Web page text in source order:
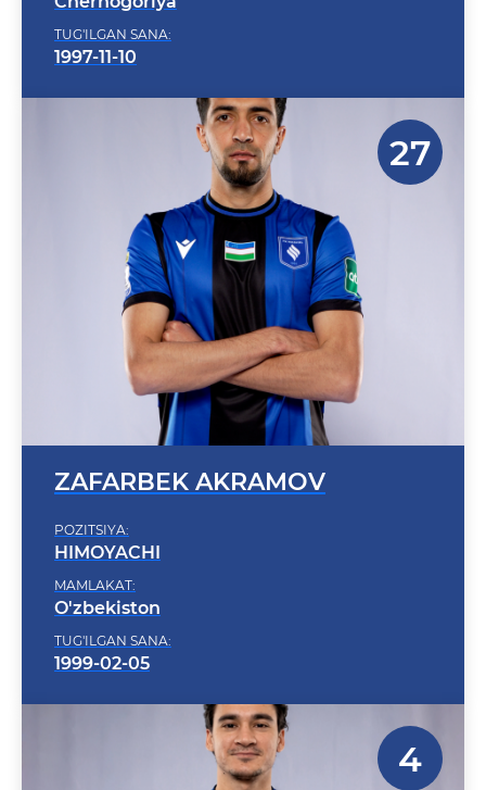
TUG'ILGAN SANA:
1997-11-10
ZAFARBEK AKRAMOV
HIMOYACHI
MAMLAKAT:
O'zbekiston
TUG'ILGAN SANA:
1999-02-05